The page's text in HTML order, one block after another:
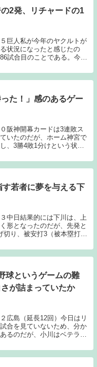
2発、リチャードの1
巨人私が今年のヤクルトが
状況になったと感じたの
試合目のことである。今日
許したヒット4本の内3本が
ってしまい、4安打で5点を
た！」感のあるゲー
阪神開幕カードは3連敗ス
いたのだが、ホーム神宮で
、3勝4敗1分けという状況
ジアムでの阪神、DeNAと
戦ということで耐える1週間
す若者に夢を与える下
中日結果的には下川は、上
形となったのだが、先発と
切り、被安打3（被本塁打
ツである。先発としても威
ートを軸に6つの三振を奪
球というゲームの難
が詰まっていたか
広島（延長12回）今日はリ
合を見ていないため、分か
るのだが、小川はベテラン
か？7回で96球を投げ、被
3の1失点という数字が残っ